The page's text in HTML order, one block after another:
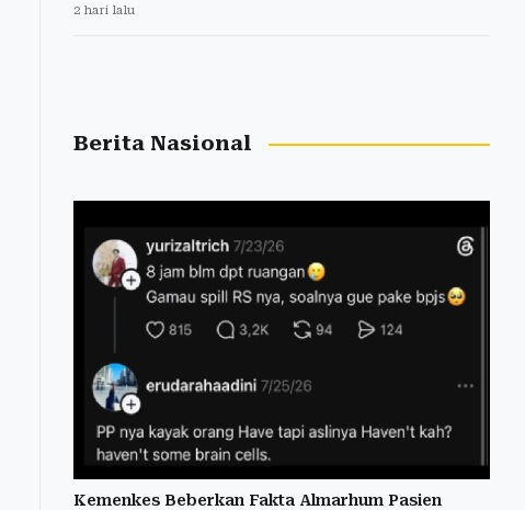
2 hari lalu
Berita Nasional
Kemenkes Beberkan Fakta Almarhum Pasien